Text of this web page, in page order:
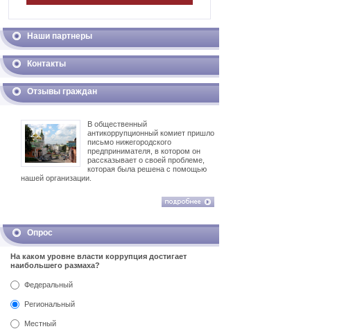
Наши партнеры
Контакты
Отзывы граждан
В общественный
антикоррупционный комиет пришло
письмо нижегородского
предпринимателя, в котором он
рассказывает о своей проблеме,
которая была решена с помощью
нашей организации.
Опрос
На каком уровне власти коррупция достигает
наибольшего размаха?
Федеральный
Региональный
Местный